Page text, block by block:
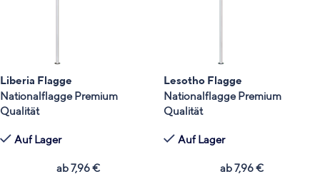
Liberia Flagge
Nationalflagge Premium
Qualität
Auf Lager
ab7,96€
Lesotho Flagge
Nationalflagge Premium
Qualität
Auf Lager
ab7,96€